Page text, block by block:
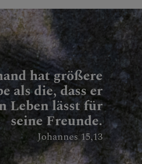
hat größere
als die, dass er
Leben lässt für
seine Freunde.
Johannes 15,13